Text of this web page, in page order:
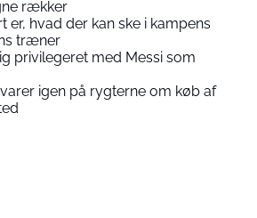
rækker
er, hvad der kan ske i kampens
træner
privilegeret med Messi som
igen på rygterne om køb af